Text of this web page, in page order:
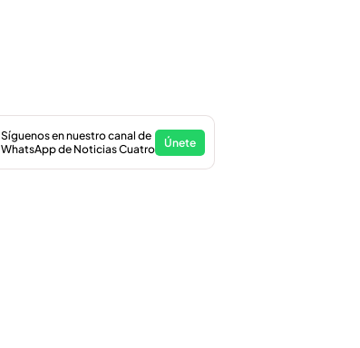
Síguenos en nuestro canal de
WhatsApp de Noticias Cuatro
Únete